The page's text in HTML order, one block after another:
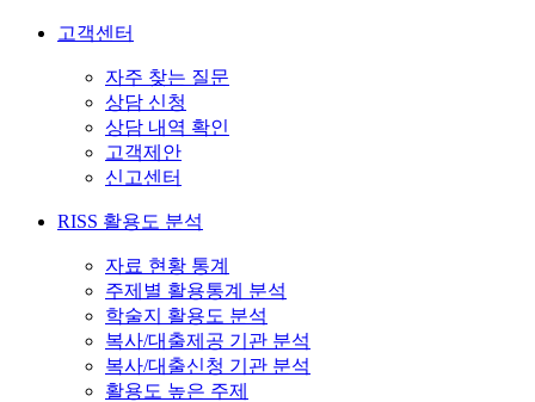
고객센터
자주 찾는 질문
상담 신청
상담 내역 확인
고객제안
신고센터
RISS 활용도 분석
자료 현황 통계
주제별 활용통계 분석
학술지 활용도 분석
복사/대출제공 기관 분석
복사/대출신청 기관 분석
활용도 높은 주제